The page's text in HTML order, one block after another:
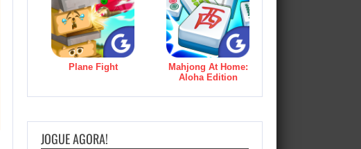
Plane Fight
Mahjong At Home:
Aloha Edition
JOGUE AGORA!